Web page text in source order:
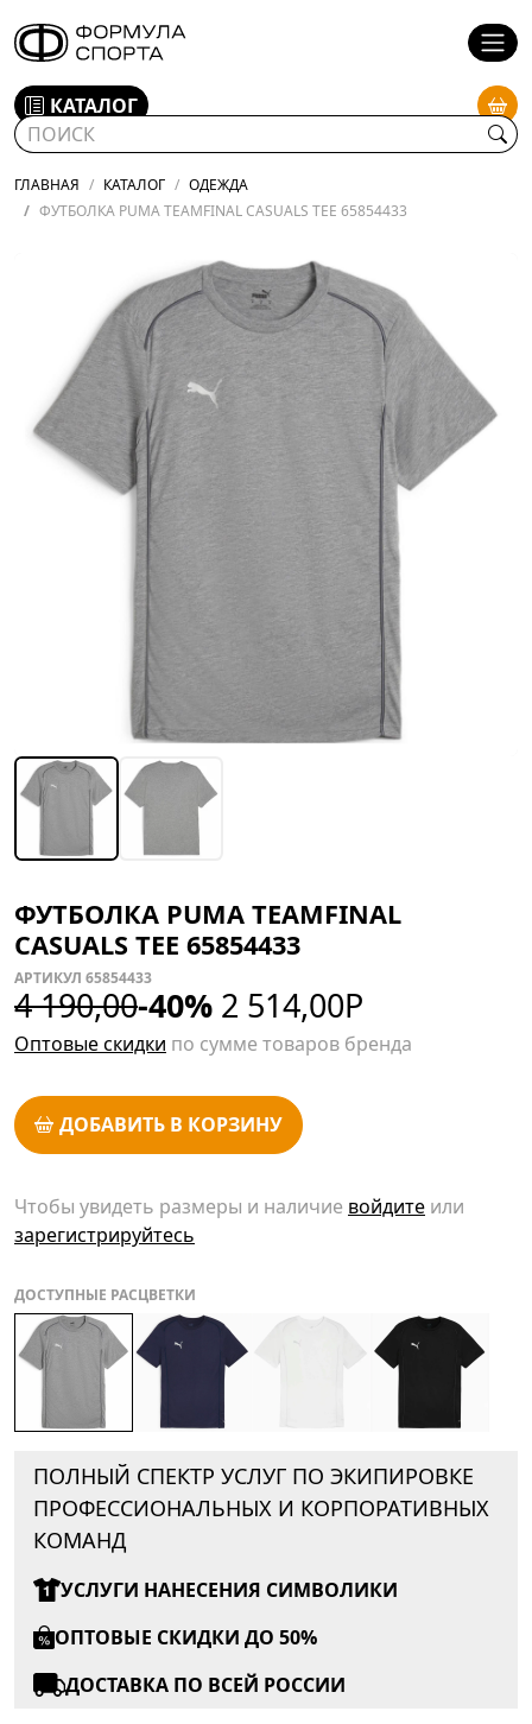
КАТАЛОГ
ГЛАВНАЯ КАТАЛОГ
ОДЕЖДА
ФУТБОЛКА PUMA TEAMFINAL CASUALS TEE 65854433
ФУТБОЛКА PUMA TEAMFINAL
CASUALS TEE 65854433
АРТИКУЛ 65854433
4 190,00-40% 2 514,00Р
Оптовые скидки по сумме товаров бренда
ДОБАВИТЬ В КОРЗИНУ
Чтобы увидеть размеры и наличие войдите или
зарегистрируйтесь
ДОСТУПНЫЕ РАСЦВЕТКИ
ПОЛНЫЙ СПЕКТР УСЛУГ ПО ЭКИПИРОВКЕ
ПРОФЕССИОНАЛЬНЫХ И КОРПОРАТИВНЫХ
КОМАНД
УСЛУГИ НАНЕСЕНИЯ СИМВОЛИКИ
ОПТОВЫЕ СКИДКИ ДО 50%
ДОСТАВКА ПО ВСЕЙ РОССИИ